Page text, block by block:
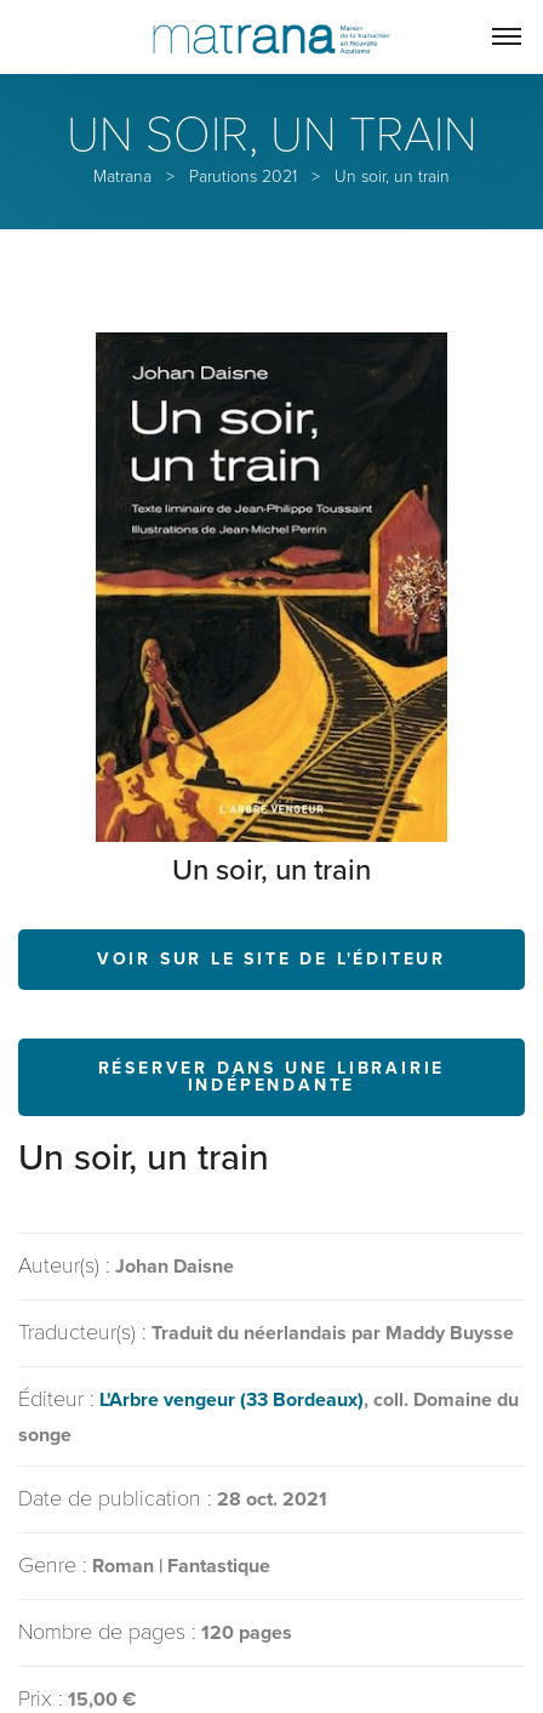
UN SOIR, UN TRAIN
Matrana > Parutions 2021 > Un soir, un train
Un soir, un train
VOIR SUR LE SITE DE L'ÉDITEUR
RÉSERVER DANS UNE LIBRAIRIE
INDÉPENDANTE
Un soir, un train
Auteur(s) : Johan Daisne
Traducteur(s) : Traduit du néerlandais par Maddy Buysse
Éditeur : L'Arbre vengeur (33 Bordeaux), coll. Domaine du
songe
Date de publication : 28 oct. 2021
Genre : Roman | Fantastique
Nombre de pages : 120 pages
Prix : 15,00 €